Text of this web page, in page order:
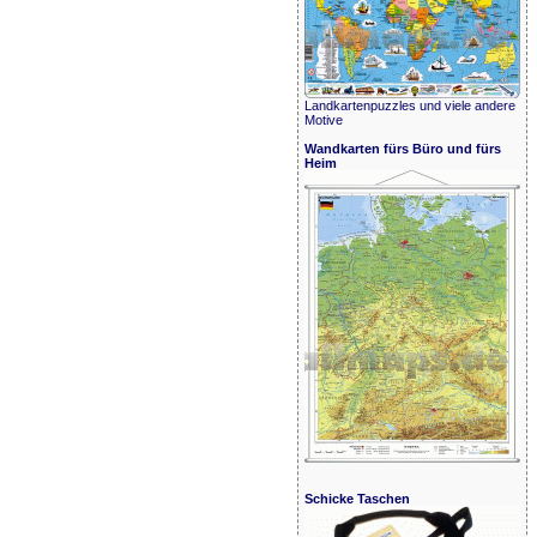
Landkartenpuzzles und viele andere
Motive
Wandkarten fürs Büro und fürs
Heim
Schicke Taschen